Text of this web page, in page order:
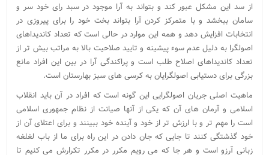
از سد این مشکل عبور کند و بتواند به آرا موجود در سبد رای خود سر و
سامان ببخشد و با متمرکز کردن آرا بتواند بخت خود را برای پیروزی در
انتخابات افزایش دهد و همه این موارد در حالی است که تعداد کاندیداهای
اصولگرا به دلیل عدم سوء پیشینه و تایید صلاحیت بالا به مراتب بیش تر از
تعداد کاندیداهای اصلاح طلب است و پراکندگی آرا در بین این افراد مانع
بزرگی برای دستیابی اصولگرایان به کرسی های سبز بهارستان است.
ماهیت اصلی جریان اصولگرایی این گونه است که افراد در آن باید انقلاب
اسلامی و آرمان های آن که یکی از آنها صیانت از نظام جمهوری اسلامی
است را مهم تر و با ارزش تر از خود و آینده خود ببینند و برای اعتلای آن از
خود گذشتگی کنند تا جایی که جان دادن در این راه برای ما از باب لغلغه
زبانی آرزو است و هر جا که می رویم مکرر در مکرر تکرارش می کنیم تا